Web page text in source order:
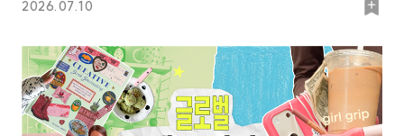
2026.07.10
북
크